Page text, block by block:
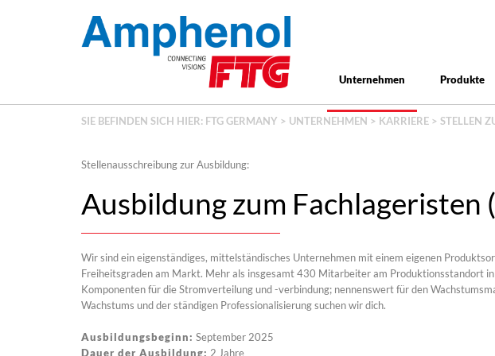
Unternehmen Produkte
SIE BEFINDEN SICH HIER: FTG GERMANY > UNTERNEHMEN > KARRIERE > STELLEN
Stellenausschreibung zur Ausbildung:
Ausbildung zum Fachlageristen
Wir sind ein eigenständiges, mittelständisches Unternehmen mit einem eigenen
Freiheitsgraden am Markt. Mehr als insgesamt 430 Mitarbeiter am Produktionsstandort
Komponenten für die Stromverteilung und -verbindung; nennenswert für den
Wachstums und der ständigen Professionalisierung suchen wir dich.
Ausbildungsbeginn: September 2025
Dauer der Ausbildung: 2 Jahre